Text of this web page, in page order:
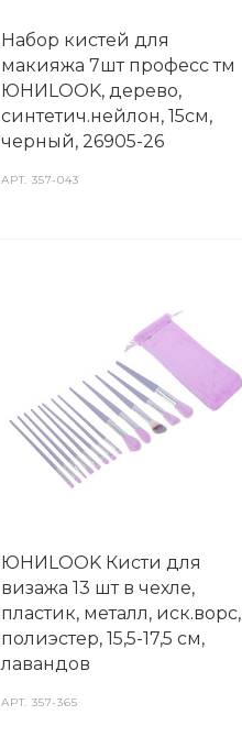
Набор кистей для
макияжа 7шт професс тм
ЮНИLOOK, дерево,
синтетич.нейлон, 15см,
черный, 26905-26
АРТ.357-043
ЮНИLOOK Кисти для
визажа 13 шт в чехле,
пластик, металл, иск.ворс,
полиэстер, 15,5-17,5 см,
лавандов
АРТ.357-365